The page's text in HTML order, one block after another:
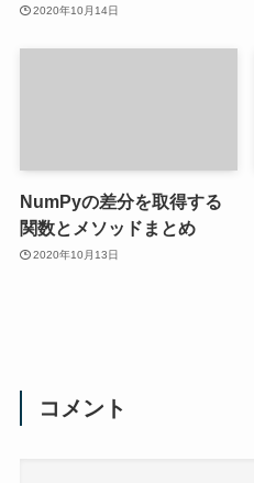
2020年10月14日
NumPyの差分を取得する
関数とメソッドまとめ
2020年10月13日
コメント